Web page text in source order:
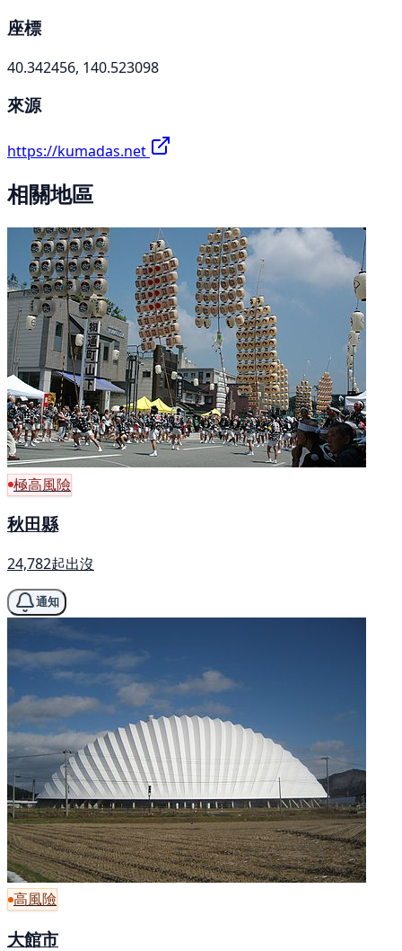
座標
40.342456, 140.523098
來源
https://kumadas.net
相關地區
極高風險
秋田縣
24,782起出沒
通知
高風險
大館市